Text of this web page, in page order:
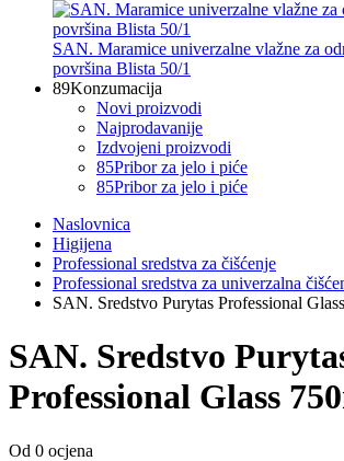
SAN. Maramice univerzalne vlažne za
površina Blista 50/1
89Konzumacija
Novi proizvodi
Najprodavanije
Izdvojeni proizvodi
85Pribor za jelo i piće
85Pribor za jelo i piće
Naslovnica
Higijena
Professional sredstva za čišćenje
Professional sredstva za univerzalna
SAN. Sredstvo Purytas Professional
SAN. Sredstvo
Professional Glass
Od 0 ocjena